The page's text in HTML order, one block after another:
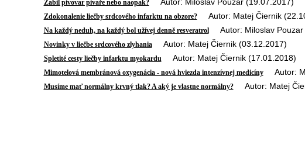
Zabil pivovar pivaře nebo naopak?
Zdokonalenie liečby srdcového infarktu na obzore?Autor: Matej Čiernik
Na každý neduh, na každý bol užívej denně resveratrolAutor: Miloslav Pouzar
Novinky v liečbe srdcového zlyhaniaAutor: Matej Čiernik (03.12.2017)
Spletité cesty liečby infarktu myokardu Autor: Matej Čiernik (17.01.2018)
Mimotelová membránová oxygenácia - nová hviezda intenzívnej medicínyAutor:
Musíme mať normálny krvný tlak? A aký je vlastne normálny?Autor: Matej